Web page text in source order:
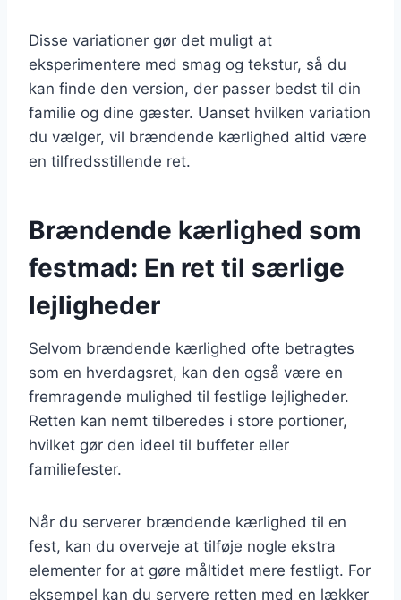
Disse variationer gør det muligt at
eksperimentere med smag og tekstur, så du
kan finde den version, der passer bedst til din
familie og dine gæster. Uanset hvilken variation
du vælger, vil brændende kærlighed altid være
en tilfredsstillende ret.
Brændende kærlighed som
festmad: En ret til særlige
lejligheder
Selvom brændende kærlighed ofte betragtes
som en hverdagsret, kan den også være en
fremragende mulighed til festlige lejligheder.
Retten kan nemt tilberedes i store portioner,
hvilket gør den ideel til buffeter eller
familiefester.
Når du serverer brændende kærlighed til en
fest, kan du overveje at tilføje nogle ekstra
elementer for at gøre måltidet mere festligt. For
eksempel kan du servere retten med en lækker